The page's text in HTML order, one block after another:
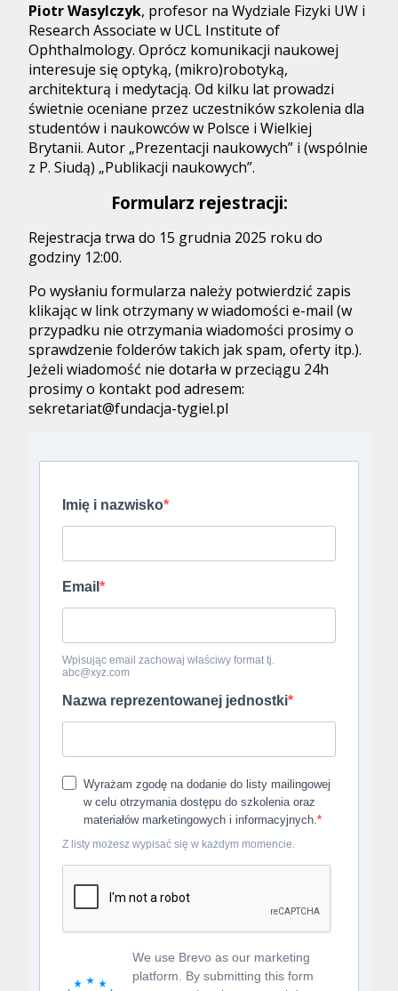
Piotr Wasylczyk, profesor na Wydziale Fizyki UW i
Research Associate w UCL Institute of
Ophthalmology. Oprócz komunikacji naukowej
interesuje się optyką, (mikro)robotyką,
architekturą i medytacją. Od kilku lat prowadzi
świetnie oceniane przez uczestników szkolenia dla
studentów i naukowców w Polsce i Wielkiej
Brytanii. Autor „Prezentacji naukowych” i (wspólnie
z P. Siudą) „Publikacji naukowych”.
Formularz rejestracji:
Rejestracja trwa do 15 grudnia 2025 roku do
godziny 12:00.
Po wysłaniu formularza należy potwierdzić zapis
klikając w link otrzymany w wiadomości e-mail (w
przypadku nie otrzymania wiadomości prosimy o
sprawdzenie folderów takich jak spam, oferty itp.).
Jeżeli wiadomość nie dotarła w przeciągu 24h
prosimy o kontakt pod adresem:
sekretariat@fundacja-tygiel.pl
Imię i nazwisko
Email
Wpisując email zachowaj właściwy format tj.
abc@xyz.com
Nazwa reprezentowanej jednostki
Wyrażam zgodę na dodanie do listy mailingowej
w celu otrzymania dostępu do szkolenia oraz
materiałów marketingowych i informacyjnych.
Z listy możesz wypisać się w każdym momencie.
We use Brevo as our marketing
platform. By submitting this form